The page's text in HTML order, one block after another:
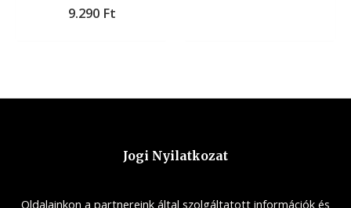
9.290 Ft
Jogi Nyilatkozat
Oldalainkon a partnereink által szolgáltatott információk és